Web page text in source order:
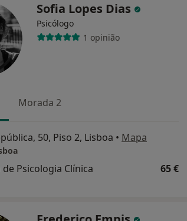
Sofia Lopes Dias
Psicólogo
1 opinião
Morada 2
50, Piso 2, Lisboa • Mapa
Psicologia Clínica 65 €